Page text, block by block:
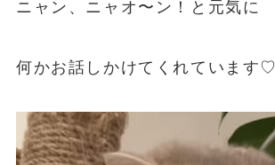
ニャン、ニャオ〜ン！と元気に
何かお話しかけてくれています♡